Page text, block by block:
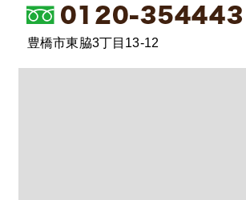
豊橋市東脇3丁目13-12